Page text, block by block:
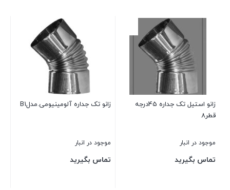
زانو استیل تک جداره 45درجه
قطر8
موجود در انبار
تماس بگیرید
زانو تک جداره آلومینیومی.مدلB1
موجود در انبار
تماس بگیرید